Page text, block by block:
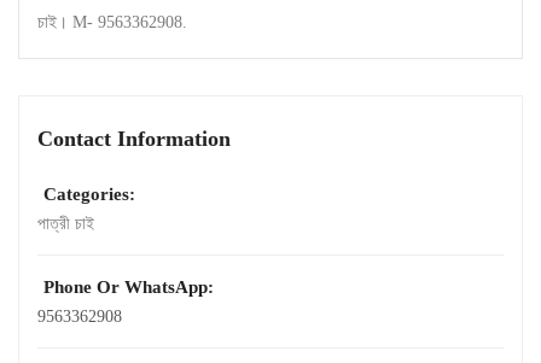
চাই। M- 9563362908.
Contact Information
Categories:
পাত্রী চাই
Phone Or WhatsApp:
9563362908